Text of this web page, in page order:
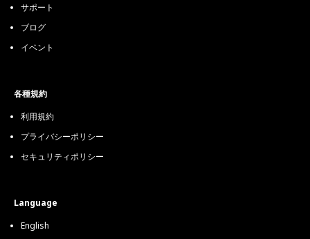
サポート
ブログ
イベント
各種規約
利用規約
プライバシーポリシー
セキュリティポリシー
Language
English